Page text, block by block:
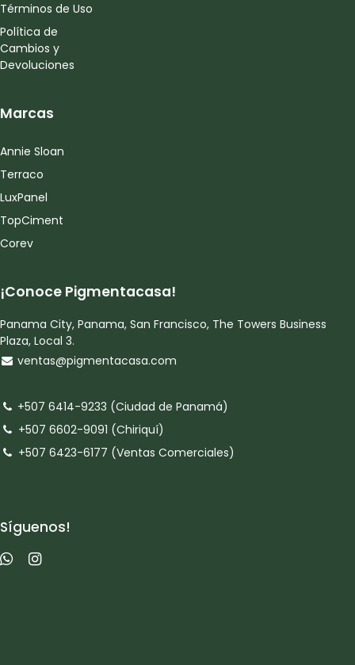
Términos de Uso
Política de
Cambios y
Devoluciones
Marcas
Annie Sloan
Terraco
LuxPanel
TopCiment
Corev
¡Conoce Pigmentacasa!
Panama City, Panama, San Francisco, The Towers Business
Plaza, Local 3.
ventas@pigmentacasa.com
+507 6414-9233 (Ciudad de Panamá)
+507 6602-9091 (Chiriquí)
+507 6423-6177 (Ventas Comerciales)
Síguenos!